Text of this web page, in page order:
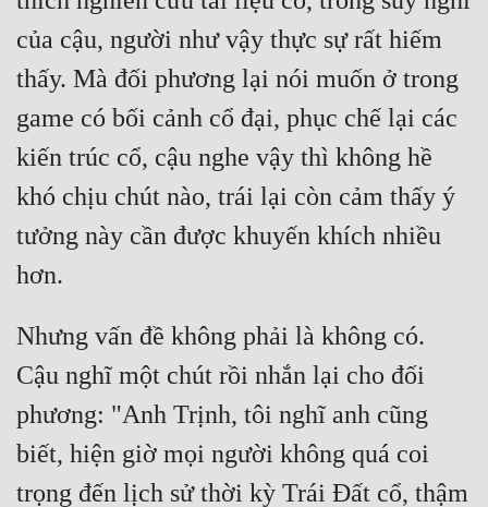
của cậu, người như vậy thực sự rất hiếm
thấy. Mà đối phương lại nói muốn ở trong
game có bối cảnh cổ đại, phục chế lại các
kiến trúc cổ, cậu nghe vậy thì không hề
khó chịu chút nào, trái lại còn cảm thấy ý
tưởng này cần được khuyến khích nhiều
Nhưng vấn đề không phải là không có.
Cậu nghĩ một chút rồi nhắn lại cho đối
phương: "Anh Trịnh, tôi nghĩ anh cũng
biết, hiện giờ mọi người không quá coi
trọng đến lịch sử thời kỳ Trái Đất cổ, thậm